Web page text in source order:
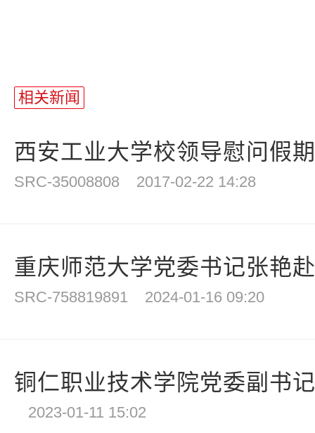
相关新闻
西安工业大学校领导慰问假
SRC-35008808 2017-02-22 14:28
重庆师范大学党委书记张艳
SRC-758819891 2024-01-16 09:20
铜仁职业技术学院党委副书
2023-01-11 15:02